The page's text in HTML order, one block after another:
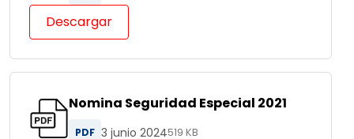
Descargar
Nomina Seguridad Especial 2021
PDF 3 junio 2024519 KB